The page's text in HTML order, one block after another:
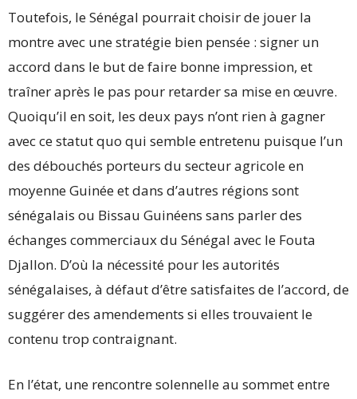
Toutefois, le Sénégal pourrait choisir de jouer la
montre avec une stratégie bien pensée : signer un
accord dans le but de faire bonne impression, et
traîner après le pas pour retarder sa mise en œuvre.
Quoiqu’il en soit, les deux pays n’ont rien à gagner
avec ce statut quo qui semble entretenu puisque l’un
des débouchés porteurs du secteur agricole en
moyenne Guinée et dans d’autres régions sont
sénégalais ou Bissau Guinéens sans parler des
échanges commerciaux du Sénégal avec le Fouta
Djallon. D’où la nécessité pour les autorités
sénégalaises, à défaut d’être satisfaites de l’accord, de
suggérer des amendements si elles trouvaient le
contenu trop contraignant.
En l’état, une rencontre solennelle au sommet entre